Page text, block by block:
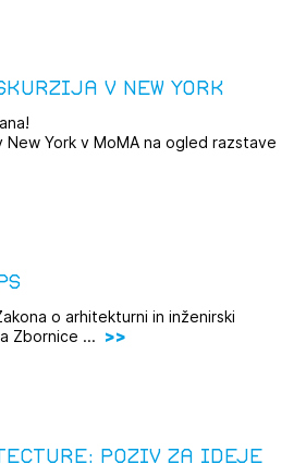
v New York
New York v MoMA na ogled razstave
o arhitekturni in inženirski
Zbornice ...
Poziv za ideje